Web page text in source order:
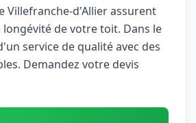
Villefranche-d'Allier assurent
de votre toit. Dans le
service de qualité avec des
Demandez votre devis